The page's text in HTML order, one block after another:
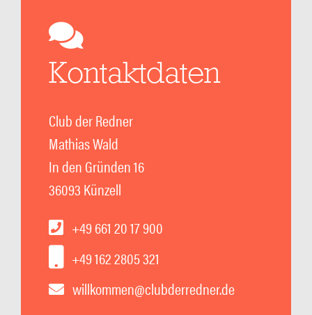
Kontaktdaten
Club der Redner
Mathias Wald
In den Gründen 16
36093 Künzell
+49 661 20 17 900
+49 162 2805 321
willkommen@clubderredner.de